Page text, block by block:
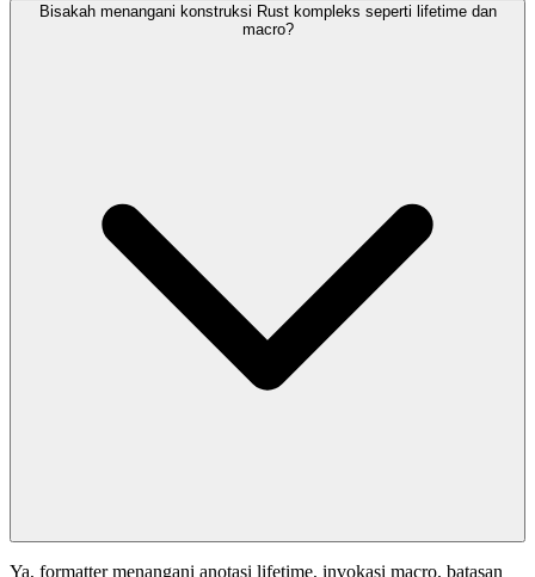
Bisakah menangani konstruksi Rust kompleks seperti lifetime dan
macro?
Ya, formatter menangani anotasi lifetime, invokasi macro, batasan